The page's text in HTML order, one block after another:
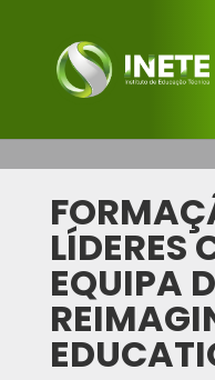
LÍDERES
EQUIPA